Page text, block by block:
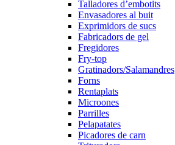
Talladores d’embotits
Envasadores al buit
Exprimidors de sucs
Fabricadors de gel
Fregidores
Fry-top
Gratinadors/Salamandres
Forns
Rentaplats
Microones
Parrilles
Pelapatates
Picadores de carn